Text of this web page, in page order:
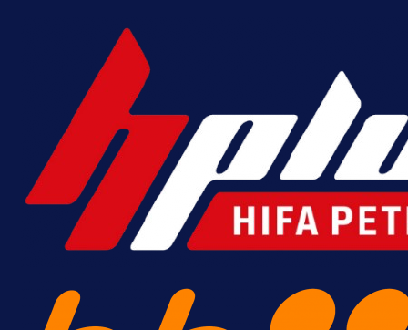
krenuo pobjedom: Plavi slavili na
Grbavici!
7 h 35 min